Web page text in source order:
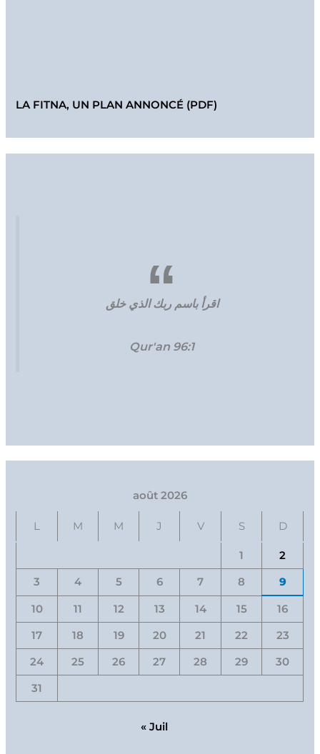
LA FITNA, UN PLAN ANNONCÉ (PDF)
اقرأ باسم ربك الذي خلق
Qur'an 96:1
août 2026
L M M J V S D
1 2
3 4 5 6 7 8 9
10 11 12 13 14 15 16
17 18 19 20 21 22 23
24 25 26 27 28 29 30
31
« Juil